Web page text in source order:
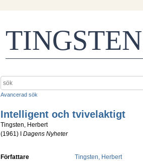
Avancerad sök
Intelligent och tvivelaktigt
Tingsten, Herbert
(1961) I Dagens Nyheter
Författare
Tingsten, Herbert